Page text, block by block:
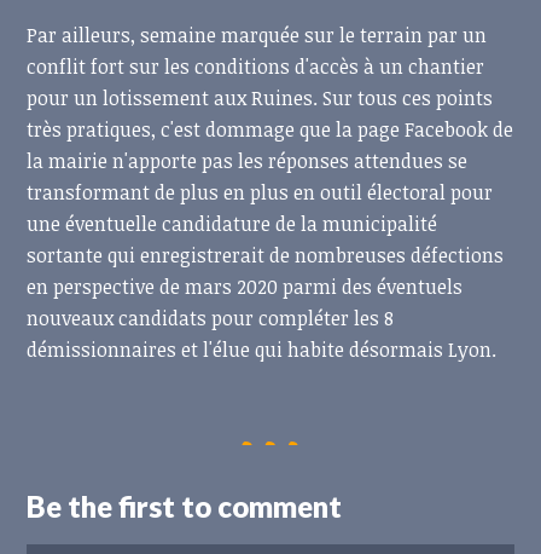
Par ailleurs, semaine marquée sur le terrain par un
conflit fort sur les conditions d'accès à un chantier
pour un lotissement aux Ruines. Sur tous ces points
très pratiques, c'est dommage que la page Facebook de
la mairie n'apporte pas les réponses attendues se
transformant de plus en plus en outil électoral pour
une éventuelle candidature de la municipalité
sortante qui enregistrerait de nombreuses défections
en perspective de mars 2020 parmi des éventuels
nouveaux candidats pour compléter les 8
démissionnaires et l'élue qui habite désormais Lyon.
Be the first to comment